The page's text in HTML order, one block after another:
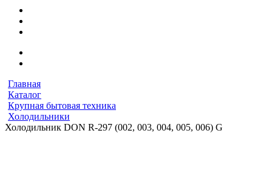
Главная
Каталог
Крупная бытовая техника
Холодильники
Холодильник DON R-297 (002, 003, 004, 005, 006) G